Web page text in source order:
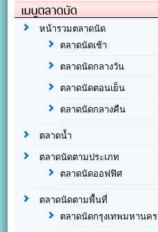
เมนูตลาดนัด
หน้ารวมตลาดนัด
ตลาดนัดเช้า
ตลาดนัดกลางวัน
ตลาดนัดตอนเย็น
ตลาดนัดกลางคืน
ตลาดน้ำ
ตลาดนัดตามประเภท
ตลาดนัดออฟฟิศ
ตลาดนัดตามพื้นที่
ตลาดนัดกรุงเทพมหานคร